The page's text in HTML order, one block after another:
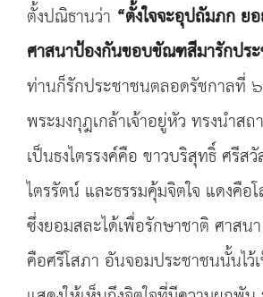
ตั้งปณิธานว่า “ตั้งใจจะอุปถัมภกย
ศาสนาป้องกันขอบขัณฑสีมารักปร
ท่านก็รักประชาชนตลอดรัชกาลที่
พระมงกุฎเกล้าเจ้าอยู่หัว ทรงนำส
เป็นธงไตรรงค์คือ ขาวบริสุทธิ์ ศรีส
ไตรรัตน์ และธรรมคุ้มจิตใจ แดงคือโ
ซึ่งยอมสละได้เพื่อรักษาชาติ ศาสน
คือศรีโสภา อันจอมประชาชนนั้นไว้